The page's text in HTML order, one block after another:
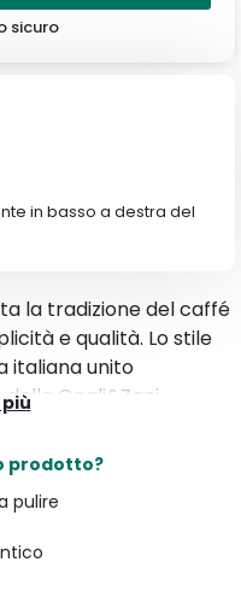
sicuro
in basso a destra del
la tradizione del caffé
e qualità. Lo stile
italiana unito
Gnali&Zani
in alluminio è facile
un buon caffé in
calibrate
prodotto?
pulire